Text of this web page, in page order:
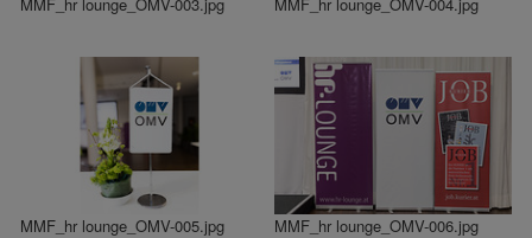
MMF_hr lounge_OMV-005.jpg MMF_hr lounge_OMV-006.jpg